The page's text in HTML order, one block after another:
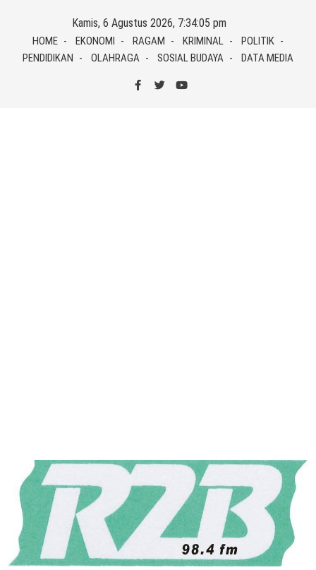
content
Kamis, 6 Agustus 2026, 7:34:05 pm
HOME EKONOMI RAGAM KRIMINAL
POLITIK
PENDIDIKAN
OLAHRAGA SOSIAL BUDAYA DATA MEDIA